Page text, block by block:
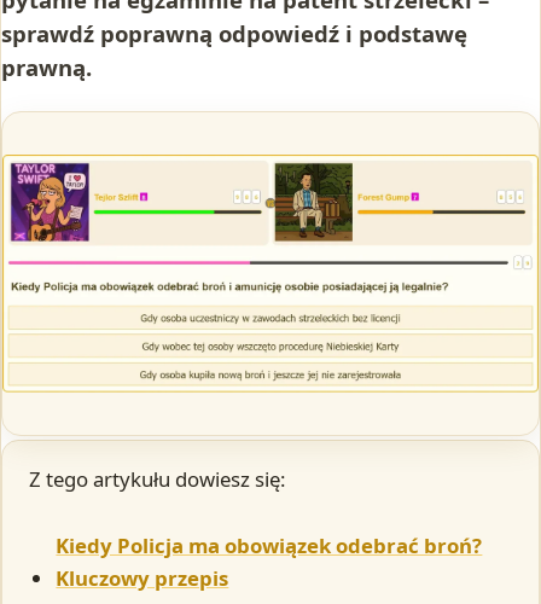
sprawdź poprawną odpowiedź i podstawę
prawną.
Z tego artykułu dowiesz się:
Kiedy Policja ma obowiązek odebrać broń?
Kluczowy przepis